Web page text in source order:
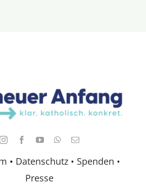
• Datenschutz • Spenden •
Presse